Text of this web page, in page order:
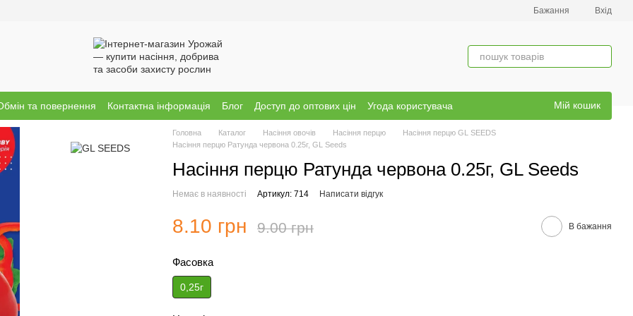
Бажання Вхід
та повернення Контактна інформація Блог Доступ до оптових цін
Угода користувача
Мій кошик
Головна Каталог Насіння овочів Насіння перцю
Насіння перцю GL SEEDS
Насіння перцю Ратунда червона 0.25г, GL Seeds
Насіння перцю Ратунда червона 0.25г, GL Seeds
Немає в наявності Артикул: 714 Написати відгук
8.10 грн 9.00 грн В бажання
Фасовка
0,25г